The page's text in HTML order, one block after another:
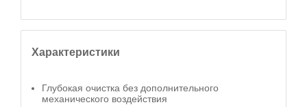
Характеристики
Глубокая очистка без дополнительного
механического воздействия